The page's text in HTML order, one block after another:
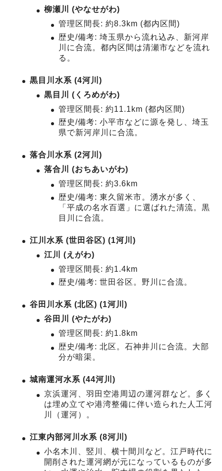
柳瀬川 (やなせがわ)
管理区間長: 約8.3km (都内区間)
歴史/備考: 埼玉県から流れ込み、新河岸
川に合流。都内区間は清瀬市などを流れ
る。
黒目川水系 (4河川)
黒目川 (くろめがわ)
管理区間長: 約11.1km (都内区間)
歴史/備考: 小平市などに源を発し、埼玉
県で新河岸川に合流。
落合川水系 (2河川)
落合川 (おちあいがわ)
管理区間長: 約3.6km
歴史/備考: 東久留米市。湧水が多く、
「平成の名水百選」に選ばれた清流。黒
目川に合流。
江川水系 (世田谷区) (1河川)
江川 (えがわ)
管理区間長: 約1.4km
歴史/備考: 世田谷区。野川に合流。
谷田川水系 (北区) (1河川)
谷田川 (やたがわ)
管理区間長: 約1.8km
歴史/備考: 北区。石神井川に合流。大部
分が暗渠。
城南運河水系 (44河川)
京浜運河、羽田空港周辺の運河群など。多く
は埋め立てや港湾整備に伴い造られた人工河
川（運河）。
江東内部河川水系 (8河川)
小名木川、竪川、横十間川など。江戸時代に
開削された運河網が元になっているものが多